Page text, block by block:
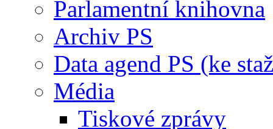
Parlamentní knihovna
Archiv PS
Data agend PS (ke
Média
Tiskové zprávy